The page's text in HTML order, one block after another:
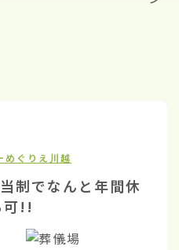
めぐりえ川越
制でなんと年間休
可!!